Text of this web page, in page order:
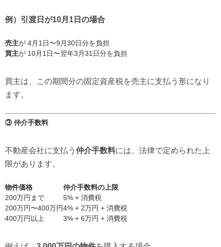
例）引渡日が10月1日の場合
売主が 4月1日〜9月30日分を負担
買主が 10月1日〜翌年3月31日分を負担
買主は、この期間分の固定資産税を売主に支払う形になり
ます。
③ 仲介手数料
不動産会社に支払う 仲介手数料には、法律で定められた上
限があります。
物件価格
仲介手数料の上限
200万円まで
5% + 消費税
200万円〜400万円4% + 2万円 + 消費税
400万円以上
3% + 6万円 + 消費税